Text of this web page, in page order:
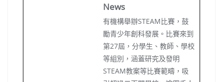
News
有機構舉辦STEAM比賽，鼓
勵青少年創科發展。比賽來到
第27屆，分學生、教師、學校
等組別，涵蓋研究及發明
STEAM教案等比賽範疇，吸